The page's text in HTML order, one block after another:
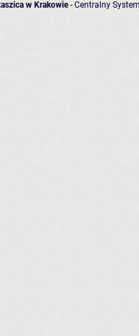
w Krakowie- Centralny